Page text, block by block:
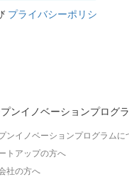
プライバシーポリシ
ンイノベーションプログ
ンイノベーションプログラムに
トアップの方へ
社の方へ